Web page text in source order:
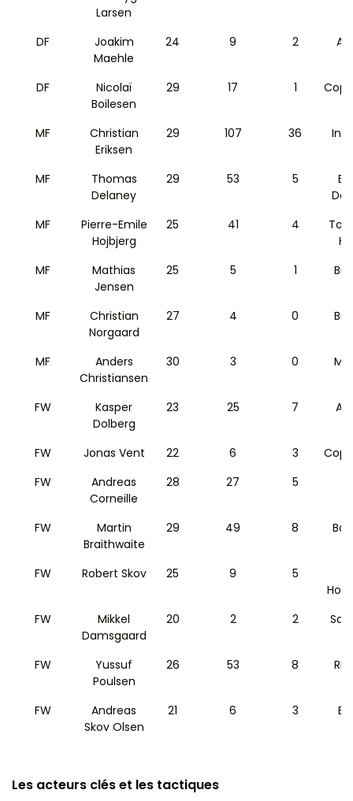
Larsen
DF
Joakim
Maehle
24 9 2
DF
Nicolaï
Boilesen
29 17 1
MF
Christian
Eriksen
29 107 36
MF
Thomas
Delaney
29 53 5
MF
Pierre-Emile
Hojbjerg
25 41 4
MF
Mathias
Jensen
25 5 1
MF
Christian
Norgaard
27 4 0
MF
Anders
Christiansen
30 3 0
FW
Kasper
Dolberg
23 25 7
FW Jonas Vent 22 6 3
FW
Andreas
Corneille
28 27 5
FW
Martin
Braithwaite
29 49 8
FW Robert Skov 25 9 5
FW
Mikkel
Damsgaard
20 2 2
FW
Yussuf
Poulsen
26 53 8 RB
FW
Andreas
Skov Olsen
21 6 3
Les acteurs clés et les tactiques